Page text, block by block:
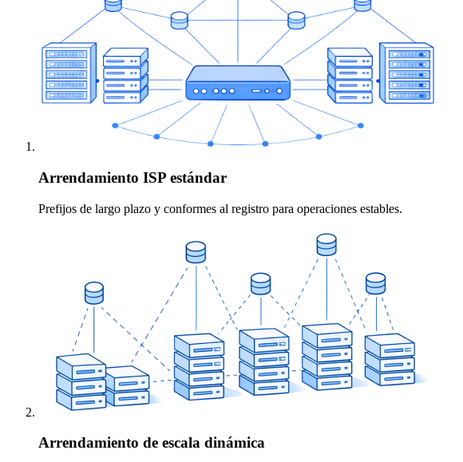
Arrendamiento ISP estándar
Prefijos de largo plazo y conformes al registro para operaciones estables.
Arrendamiento de escala dinámica